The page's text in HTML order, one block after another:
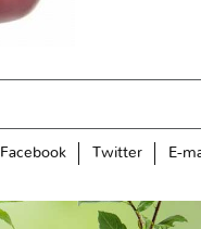
Facebook Twitter E-